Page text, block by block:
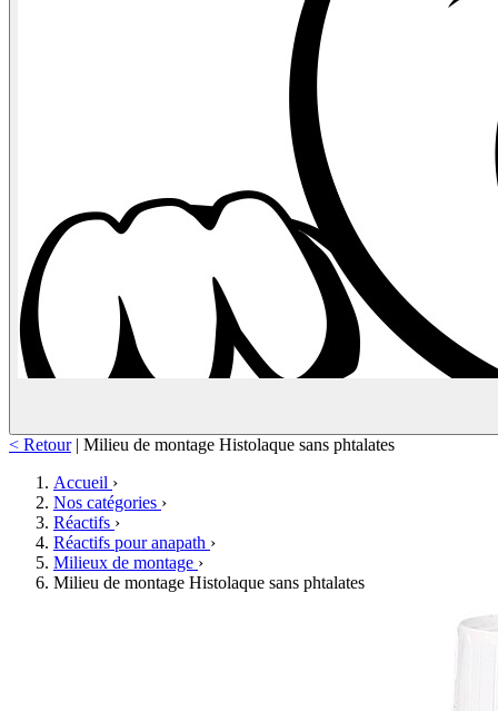
< Retour | Milieu de montage Histolaque sans phtalates
Accueil ›
Nos catégories ›
Réactifs ›
Réactifs pour anapath ›
Milieux de montage ›
Milieu de montage Histolaque sans phtalates